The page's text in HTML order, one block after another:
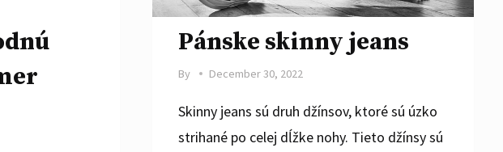
Pánske skinny jeans
By December 30, 2022
Skinny jeans sú druh džínsov, ktoré sú úzko
strihané po celej dĺžke nohy. Tieto džínsy sú